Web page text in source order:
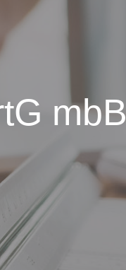
mbB